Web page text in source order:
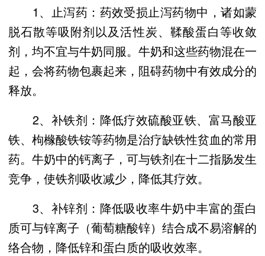
1、止泻药：药效受损止泻药物中，诸如蒙
脱石散等吸附剂以及活性炭、鞣酸蛋白等收敛
剂，均不宜与牛奶同服。牛奶和这些药物混在一
起，会将药物包裹起来，阻碍药物中有效成分的
释放。
2、补铁剂：降低疗效硫酸亚铁、富马酸亚
铁、枸橼酸铁铵等药物是治疗缺铁性贫血的常用
药。牛奶中的钙离子，可与铁剂在十二指肠发生
竞争，使铁剂吸收减少，降低其疗效。
3、补锌剂：降低吸收率牛奶中丰富的蛋白
质可与锌离子（葡萄糖酸锌）结合成不易溶解的
络合物，降低锌和蛋白质的吸收效率。